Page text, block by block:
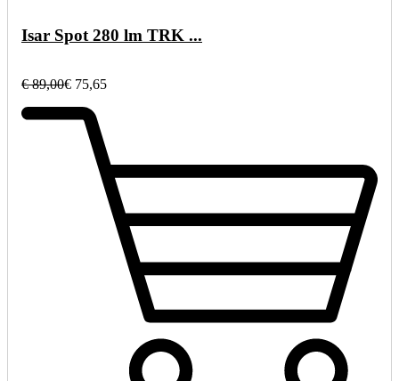
Isar Spot 280 lm TRK ...
€ 89,00€ 75,65